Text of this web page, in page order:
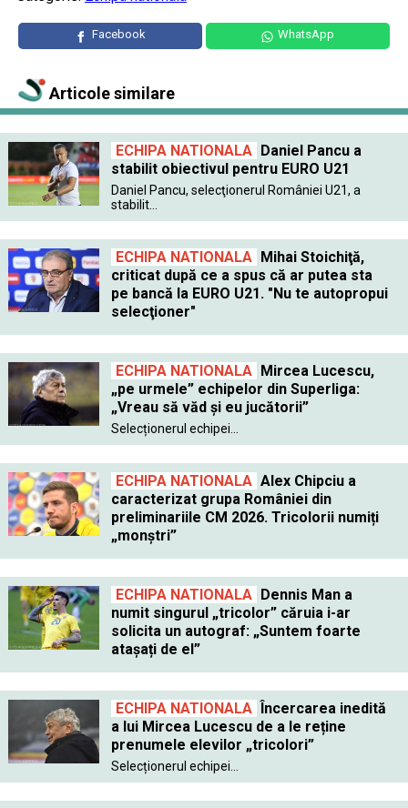
Facebook WhatsApp
Articole similare
ECHIPA NATIONALA Daniel Pancu a
stabilit obiectivul pentru EURO U21
Daniel Pancu, selecţionerul României U21, a
stabilit...
ECHIPA NATIONALA Mihai Stoichiţă,
criticat după ce a spus că ar putea sta
pe bancă la EURO U21. "Nu te autopropui
selecţioner"
ECHIPA NATIONALA Mircea Lucescu,
„pe urmele” echipelor din Superliga:
„Vreau să văd și eu jucătorii”
Selecționerul echipei...
ECHIPA NATIONALA Alex Chipciu a
caracterizat grupa României din
preliminariile CM 2026. Tricolorii numiți
„monștri”
ECHIPA NATIONALA Dennis Man a
numit singurul „tricolor” căruia i-ar
solicita un autograf: „Suntem foarte
atașați de el”
ECHIPA NATIONALA Încercarea inedită
a lui Mircea Lucescu de a le reține
prenumele elevilor „tricolori”
Selecționerul echipei...